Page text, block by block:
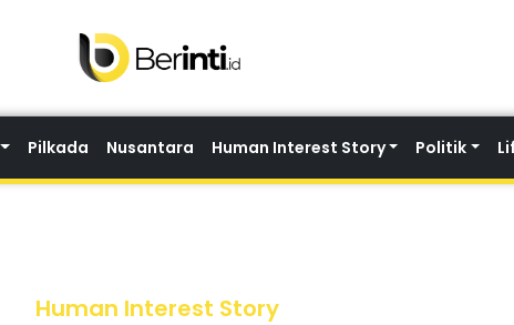
Pilkada Nusantara Human Interest Story Politik
Human Interest Story